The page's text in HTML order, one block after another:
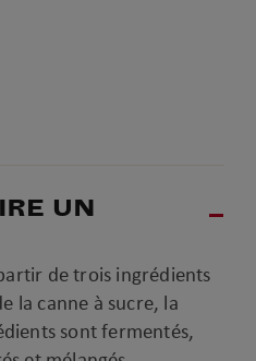
UN
de trois ingrédients
la canne à sucre, la
sont fermentés,